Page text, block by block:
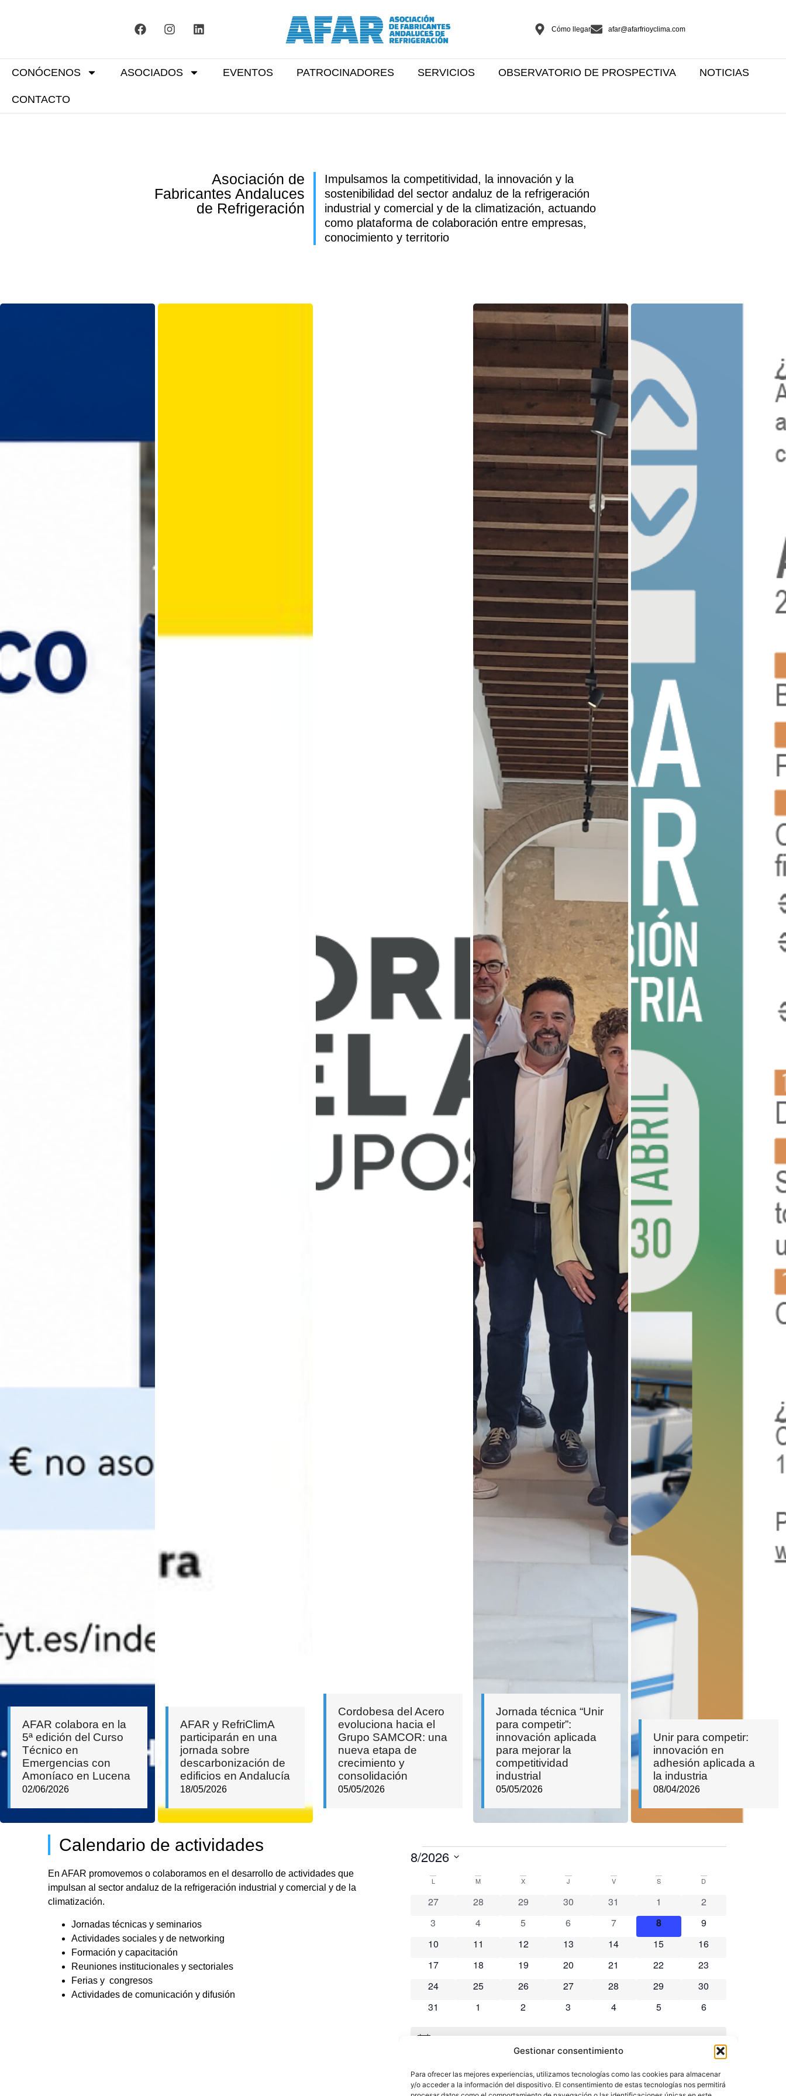
Cómo llegar afar@afarfrioyclima.com
CONÓCENOS ASOCIADOS EVENTOS PATROCINADORES SERVICIOS OBSERVATORIO DE PROSPECTIVA NOTICIAS
CONTACTO
Asociación de
Fabricantes Andaluces
de Refrigeración
Impulsamos la competitividad, la innovación y la
sostenibilidad del sector andaluz de la refrigeración
industrial y comercial y de la climatización, actuando
como plataforma de colaboración entre empresas,
conocimiento y territorio
AFAR colabora en la
5ª edición del Curso
Técnico en
Emergencias con
Amoníaco en Lucena
02/06/2026
AFAR y RefriClimA
participarán en una
jornada sobre
descarbonización de
edificios en Andalucía
18/05/2026
Cordobesa del Acero
evoluciona hacia el
Grupo SAMCOR: una
nueva etapa de
crecimiento y
consolidación
05/05/2026
Jornada técnica “Unir
para competir”:
innovación aplicada
para mejorar la
competitividad
industrial
05/05/2026
Unir para competir:
innovación en
adhesión aplicada a
la industria
08/04/2026
Calendario de actividades
En AFAR promovemos o colaboramos en el desarrollo de actividades que
impulsan al sector andaluz de la refrigeración industrial y comercial y de la
climatización.
Jornadas técnicas y seminarios
Actividades sociales y de networking
Formación y capacitación
Reuniones institucionales y sectoriales
Ferias y congresos
Actividades de comunicación y difusión